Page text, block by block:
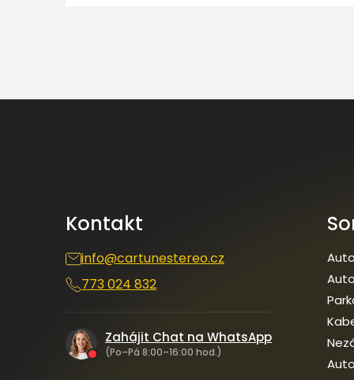
Kontakt
info@cartunestereo.cz
773 024 832
Zahájit Chat na WhatsApp
(Po–Pá 8:00–16:00 hod.)